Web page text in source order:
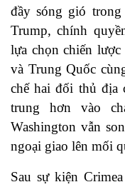
đầy sóng gió
Trump, chính
lựa chọn chiến
và Trung Quốc
chế hai đối thủ địa
trung hơn vào
Washington vẫn
ngoại giao lên mối
Sau sự kiện